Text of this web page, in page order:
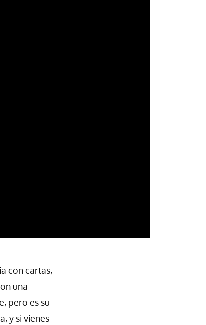
con cartas,
una
pero es su
y si vienes